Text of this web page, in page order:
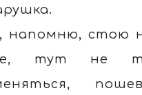
напомню, стою
тут не